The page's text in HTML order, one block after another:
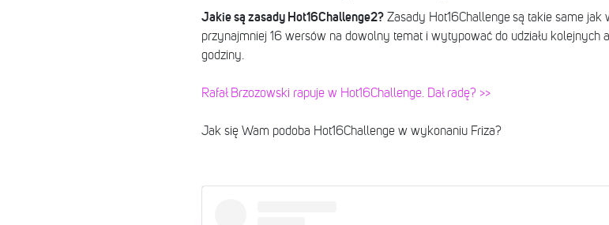
Jakie są zasady Hot16Challenge2?Zasady Hot16Challenge są takie same jak
przynajmniej 16 wersów na dowolny temat i wytypować do udziału kolejnych
godziny.
Rafał Brzozowski rapuje w Hot16Challenge. Dał radę? >>
Jak się Wam podoba Hot16Challenge w wykonaniu Friza?